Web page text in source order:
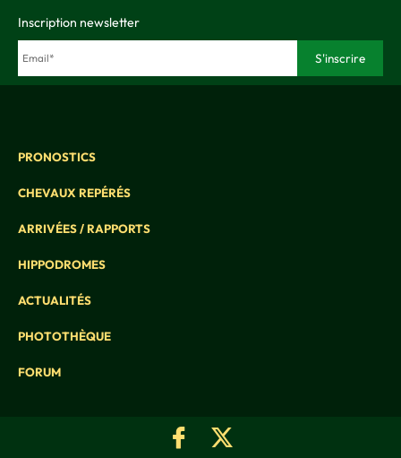
Inscription newsletter
PRONOSTICS
CHEVAUX REPÉRÉS
ARRIVÉES / RAPPORTS
HIPPODROMES
ACTUALITÉS
PHOTOTHÈQUE
FORUM